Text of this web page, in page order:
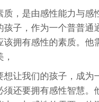
，是由感性能力与感
孩子，作为一个普普通
该拥有感性的素质。他
让我们的孩子，成为
须还要拥有感性智慧。